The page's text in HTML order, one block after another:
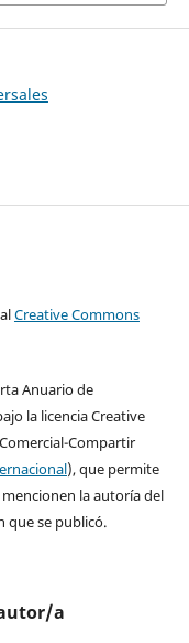
Creative Commons
Anuario de
la licencia Creative
Compartir
), que permite
la autoría del
que se publicó.
a